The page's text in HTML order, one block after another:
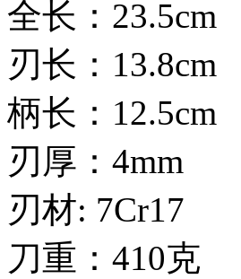
全长：23.5cm
刃长：13.8cm
柄长：12.5cm
刃厚：4mm
刃材: 7Cr17
刀重：410克